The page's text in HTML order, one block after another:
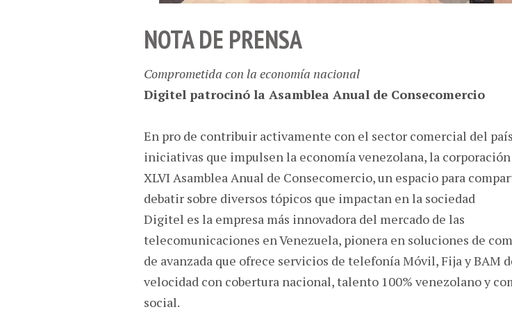
NOTA DE PRENSA
Comprometida con la economía nacional
Digitel patrocinó la Asamblea Anual de Consecomercio
En pro de contribuir activamente con el sector comercial del
iniciativas que impulsen la economía venezolana, la
XLVI Asamblea Anual de Consecomercio, un espacio para
debatir sobre diversos tópicos que impactan en la sociedad
Digitel es la empresa más innovadora del mercado de las
telecomunicaciones en Venezuela, pionera en soluciones de
de avanzada que ofrece servicios de telefonía Móvil, Fija y BAM
velocidad con cobertura nacional, talento 100% venezolano y
social.